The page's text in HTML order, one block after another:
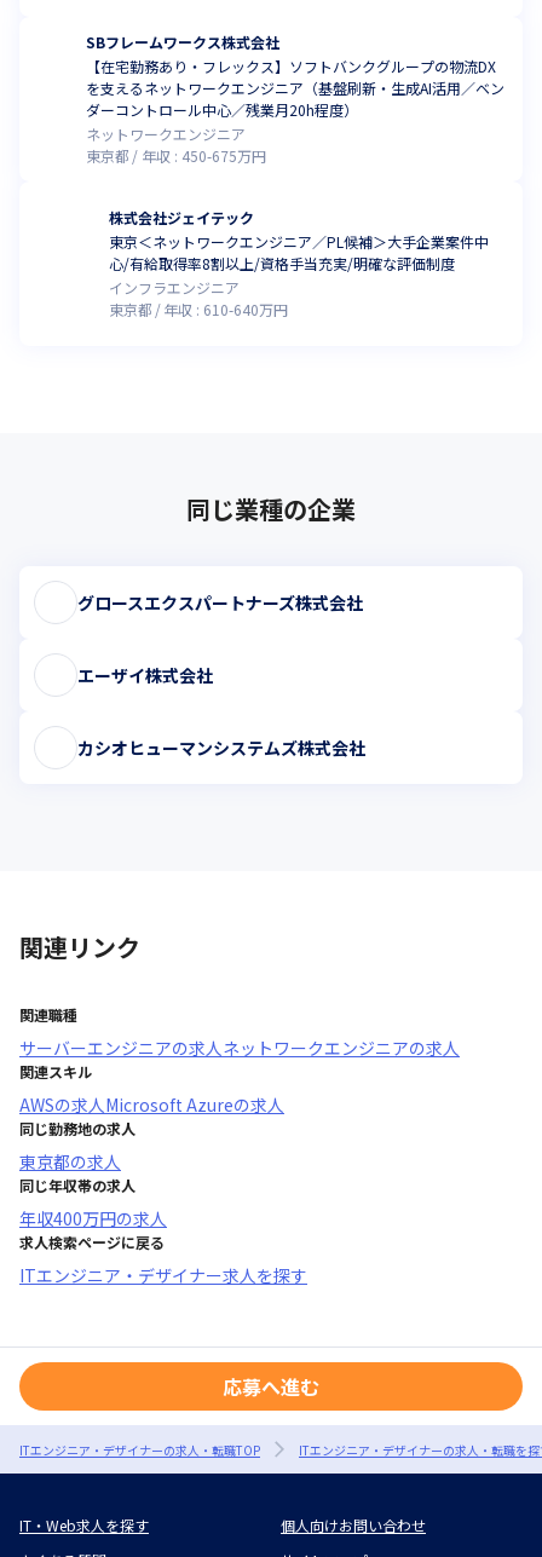
SBフレームワークス株式会社
【在宅勤務あり・フレックス】ソフトバンクグループの物流DX
を支えるネットワークエンジニア（基盤刷新・生成AI活用／ベン
ダーコントロール中心／残業月20h程度）
ネットワークエンジニア
東京都
年収 : 450-675万円
株式会社ジェイテック
東京＜ネットワークエンジニア／PL候補＞大手企業案件中
心/有給取得率8割以上/資格手当充実/明確な評価制度
インフラエンジニア
東京都
年収 : 610-640万円
同じ業種の企業
グロースエクスパートナーズ株式会社
エーザイ株式会社
カシオヒューマンシステムズ株式会社
関連リンク
関連職種
サーバーエンジニアの求人ネットワークエンジニアの求人
関連スキル
AWSの求人Microsoft Azureの求人
同じ勤務地の求人
東京都の求人
同じ年収帯の求人
年収400万円の求人
求人検索ページに戻る
ITエンジニア・デザイナー求人を探す
応募へ進む
ITエンジニア・デザイナーの求人・転職TOP ITエンジニア・デザイナーの求人・転職を
IT・Web求人を探す
個人向けお問い合わせ